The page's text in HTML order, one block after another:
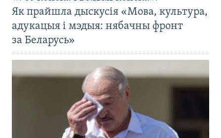
Як прайшла дыскусія «Мова, культура,
адукацыя і мэдыя: нябачны фронт
за Беларусь»